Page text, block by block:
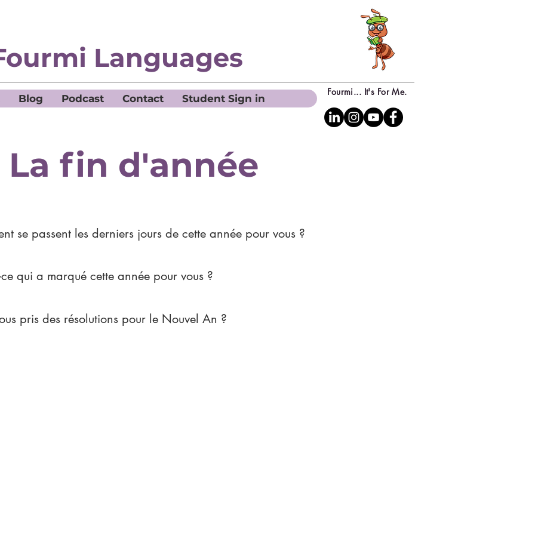
Languages
Fourmi... It's For Me.
Blog Podcast Contact Student Sign in
La fin d'année
se passent les derniers jours de cette année pour vous ?
qui a marqué cette année pour vous ?
pris des résolutions pour le Nouvel An ?